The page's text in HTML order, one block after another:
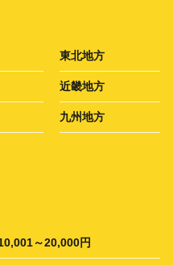
東北地方
近畿地方
九州地方
～20,000円